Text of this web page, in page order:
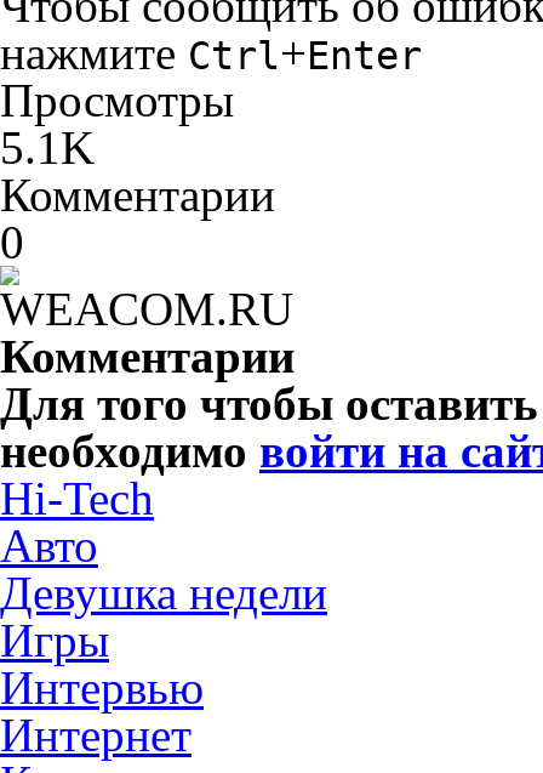
нажмите Ctrl+Enter
Просмотры
5.1K
Комментарии
0
Комментарии
Для того чтобы
необходимо войти на
Hi-Tech
Авто
Девушка недели
Игры
Интервью
Интернет